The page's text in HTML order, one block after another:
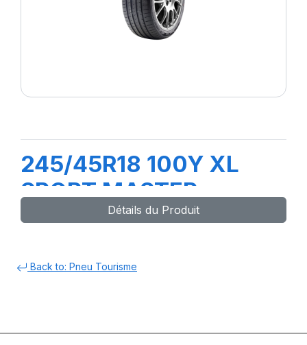
245/45R18 100Y XL
SPORT MASTER
Détails du Produit
Back to: Pneu Tourisme